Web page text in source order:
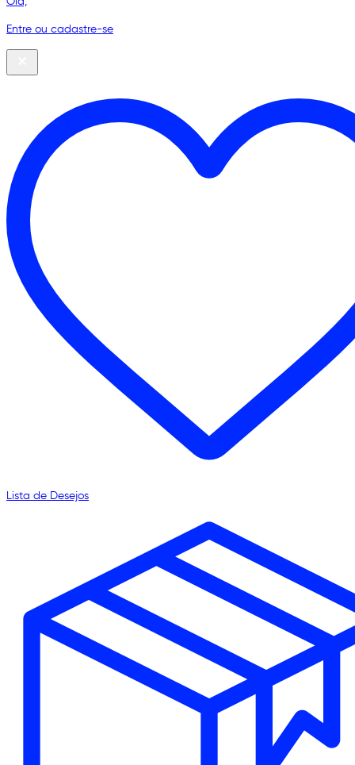
Entre ou cadastre-se
Lista de Desejos